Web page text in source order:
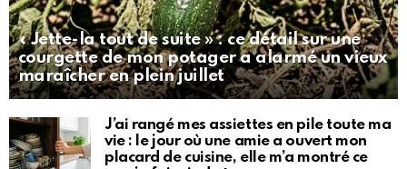
« Jette-la tout de suite » : ce détail sur une
courgette de mon potager a alarmé un vieux
maraîcher en plein juillet
J’ai rangé mes assiettes en pile toute ma
vie : le jour où une amie a ouvert mon
placard de cuisine, elle m’a montré ce